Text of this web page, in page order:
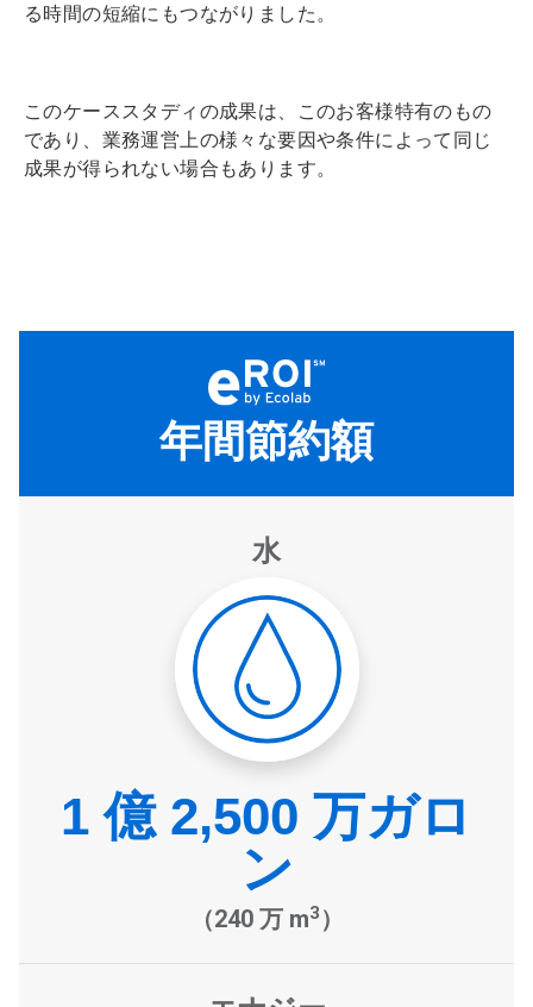
る時間の短縮にもつながりました。
このケーススタディの成果は、このお客様特有のもの
であり、業務運営上の様々な要因や条件によって同じ
成果が得られない場合もあります。